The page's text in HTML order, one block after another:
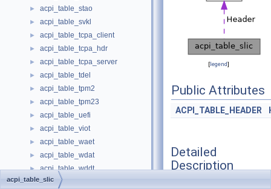
► acpi_table_stao
► acpi_table_svkl
► acpi_table_tcpa_client
► acpi_table_tcpa_hdr
► acpi_table_tcpa_server
► acpi_table_tdel
► acpi_table_tpm2
► acpi_table_tpm23
► acpi_table_uefi
► acpi_table_viot
► acpi_table_waet
► acpi_table_wdat
► acpi_table_wddt
► acpi_table_wdrt
[legend]
Public Attributes
ACPI_TABLE_HEADER
Detailed
Description
acpi_table_slic